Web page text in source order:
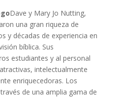
Dave y Mary Jo Nutting,
una gran riqueza de
y décadas de experiencia en
bíblica. Sus
estudiantes y al personal
intelectualmente
enriquecedoras. Los
de una amplia gama de